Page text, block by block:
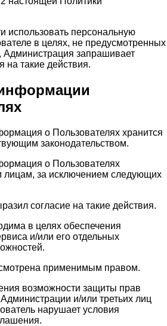
использовать персональную
в целях, не предусмотренных
Администрация запрашивает
на такие действия.
о Пользователях хранится
законодательством.
о Пользователях
лицам, за исключением следующих
согласие на такие действия.
в целях обеспечения
и/или его отдельных
применимым правом.
возможности защиты прав
и/или третьих лиц
нарушает условия